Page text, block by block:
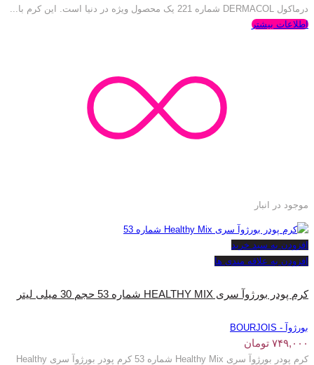
درماکول DERMACOL شماره 221 یک محصول ویژه در دنیا است. این کرم با...
اطلاعات بیشتر
موجود در انبار
افزودن به سبد خرید
افزودن به علاقه مندی ها
کرم پودر بورژوآ سری HEALTHY MIX شماره 53 حجم 30 میلی لیتر
بورژوآ - BOURJOIS
۷۴۹,۰۰۰ تومان
کرم پودر بورژوآ سری Healthy Mix شماره 53 کرم پودر بورژوآ سری Healthy